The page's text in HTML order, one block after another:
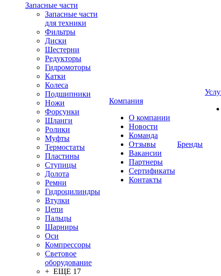
Запасные части
Запасные части
для техники
Фильтры
Диски
Шестерни
Редукторы
Гидромоторы
Катки
Колеса
Подшипники
Ножи
Форсунки
Шланги
Ролики
Муфты
Термостаты
Пластины
Ступицы
Долота
Ремни
Гидроцилиндры
Втулки
Цепи
Пальцы
Шарниры
Оси
Компрессоры
Световое
оборудование
+ ЕЩЕ 17
Компания
О компании
Новости
Команда
Отзывы
Вакансии
Партнеры
Сертификаты
Контакты
Бренды